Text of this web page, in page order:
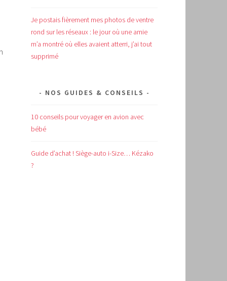
Je postais fièrement mes photos de ventre
rond sur les réseaux : le jour où une amie
m’a montré où elles avaient atterri, j’ai tout
supprimé
NOS GUIDES & CONSEILS
10 conseils pour voyager en avion avec
bébé
Guide d’achat ! Siège-auto i-Size… Kézako
?